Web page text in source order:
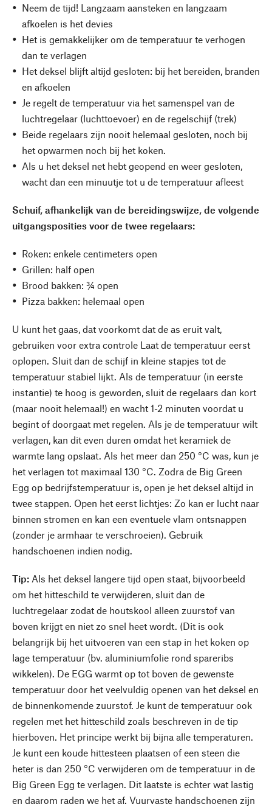
Neem de tijd! Langzaam aansteken en langzaam
afkoelen is het devies
Het is gemakkelijker om de temperatuur te verhogen
dan te verlagen
Het deksel blijft altijd gesloten: bij het bereiden, branden
en afkoelen
Je regelt de temperatuur via het samenspel van de
luchtregelaar (luchttoevoer) en de regelschijf (trek)
Beide regelaars zijn nooit helemaal gesloten, noch bij
het opwarmen noch bij het koken.
Als u het deksel net hebt geopend en weer gesloten,
wacht dan een minuutje tot u de temperatuur afleest
Schuif, afhankelijk van de bereidingswijze, de volgende
uitgangsposities voor de twee regelaars:
Roken: enkele centimeters open
Grillen: half open
Brood bakken: ¾ open
Pizza bakken: helemaal open
U kunt het gaas, dat voorkomt dat de as eruit valt,
gebruiken voor extra controle Laat de temperatuur eerst
oplopen. Sluit dan de schijf in kleine stapjes tot de
temperatuur stabiel lijkt. Als de temperatuur (in eerste
instantie) te hoog is geworden, sluit de regelaars dan kort
(maar nooit helemaal!) en wacht 1-2 minuten voordat u
begint of doorgaat met regelen. Als je de temperatuur wilt
verlagen, kan dit even duren omdat het keramiek de
warmte lang opslaat. Als het meer dan 250 °C was, kun je
het verlagen tot maximaal 130 °C. Zodra de Big Green
Egg op bedrijfstemperatuur is, open je het deksel altijd in
twee stappen. Open het eerst lichtjes: Zo kan er lucht naar
binnen stromen en kan een eventuele vlam ontsnappen
(zonder je armhaar te verschroeien). Gebruik
handschoenen indien nodig.
Tip: Als het deksel langere tijd open staat, bijvoorbeeld
om het hitteschild te verwijderen, sluit dan de
luchtregelaar zodat de houtskool alleen zuurstof van
boven krijgt en niet zo snel heet wordt. (Dit is ook
belangrijk bij het uitvoeren van een stap in het koken op
lage temperatuur (bv. aluminiumfolie rond spareribs
wikkelen). De EGG warmt op tot boven de gewenste
temperatuur door het veelvuldig openen van het deksel en
de binnenkomende zuurstof. Je kunt de temperatuur ook
regelen met het hitteschild zoals beschreven in de tip
hierboven. Het principe werkt bij bijna alle temperaturen.
Je kunt een koude hittesteen plaatsen of een steen die
heter is dan 250 °C verwijderen om de temperatuur in de
Big Green Egg te verlagen. Dit laatste is echter wat lastig
en daarom raden we het af. Vuurvaste handschoenen zijn